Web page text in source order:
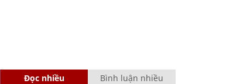
Đọc nhiều Bình luận nhiều